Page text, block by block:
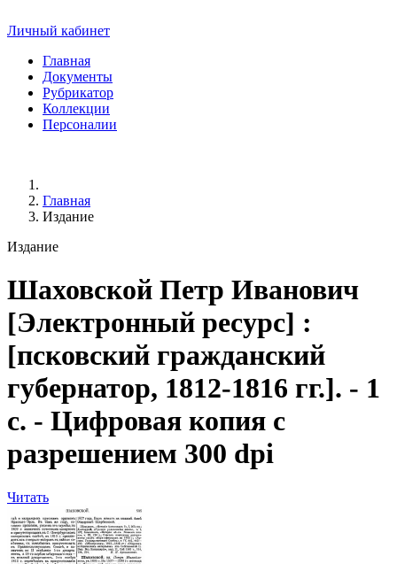
Личный кабинет
Главная
Документы
Рубрикатор
Коллекции
Персоналии
Главная
Издание
Издание
Шаховской Петр Иванович
[Электронный ресурс] :
[псковский гражданский
губернатор, 1812-1816 гг.]. - 1
с. - Цифровая копия с
разрешением 300 dpi
Читать